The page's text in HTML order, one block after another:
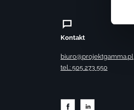
Kontakt
biuro@projektgamma.pl
tel.: 505 273 550